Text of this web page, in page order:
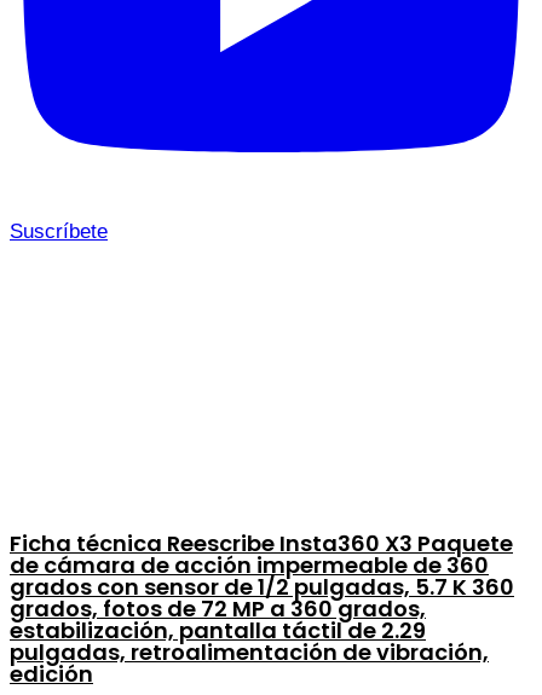
Suscríbete
Ficha técnica Reescribe Insta360 X3 Paquete
de cámara de acción impermeable de 360
grados con sensor de 1/2 pulgadas, 5.7 K 360
grados, fotos de 72 MP a 360 grados,
estabilización, pantalla táctil de 2.29
pulgadas, retroalimentación de vibración,
edición